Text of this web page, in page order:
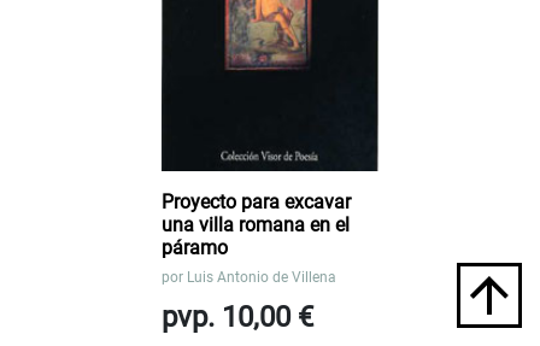
Proyecto para excavar
una villa romana en el
páramo
por Luis Antonio de Villena
pvp. 10,00 €